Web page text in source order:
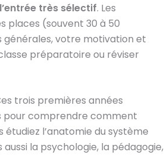
très sélectif. Les
places (souvent 30 à 50
générales, votre motivation et
préparatoire ou réviser
trois premières années
pour comprendre comment
l’anatomie du système
aussi la psychologie, la pédagogie,